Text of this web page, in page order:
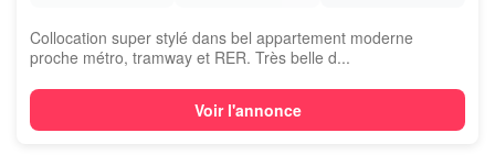
Collocation super stylé dans bel appartement moderne
proche métro, tramway et RER. Très belle d...
Voir l'annonce